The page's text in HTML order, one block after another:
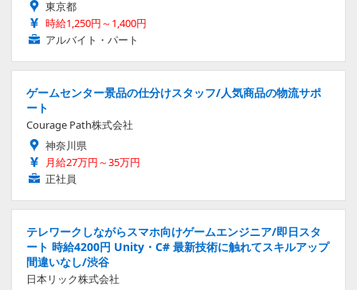
東京都
時給1,250円～1,400円
アルバイト・パート
ゲームセンター景品の仕分けスタッフ/人気商品の物流サポ
ート
Courage Path株式会社
神奈川県
月給27万円～35万円
正社員
テレワークしながらスマホ向けゲームエンジニア/即日スタ
ート 時給4200円 Unity・C# 最新技術に触れてスキルアップ
間違いなし/渋谷
日本リック株式会社